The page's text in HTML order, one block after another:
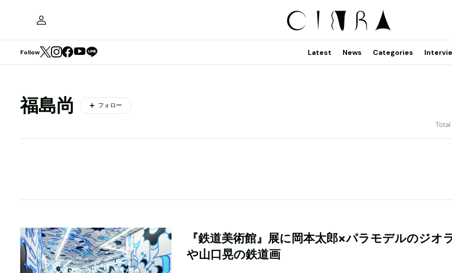
Follow Latest News Categories
福島尚 フォロー
『鉄道美術館』展に岡本太郎×パラモデルのジオ
や山口晃の鉄道画